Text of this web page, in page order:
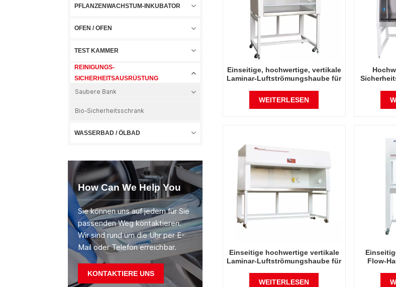
PFLANZENWACHSTUM-INKUBATOR
OFEN / OFEN
TEST KAMMER
REINIGUNGS-
SICHERHEITSAUSRÜSTUNG
Saubere Bank
Bio-Sicherheitsschrank
WASSERBAD / ÖLBAD
How Can We Help You
Sie können uns auf jedem für Sie
passenden Weg kontaktieren.
Wir sind rund um die Uhr per E-
Mail oder Telefon erreichbar.
KONTAKTIERE UNS
Einseitige, hochwertige, vertikale
Laminar-Luftströmungshaube für
WEITERLESEN
Einseitige hochwertige vertikale
Laminar-Luftströmungshaube für
WEITERLESEN
Flow-